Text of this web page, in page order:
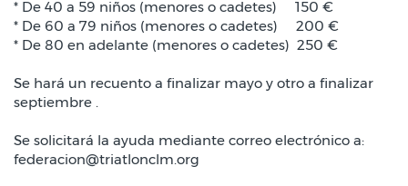
* De 40 a 59 niños (menores o cadetes) 150 €
* De 60 a 79 niños (menores o cadetes) 200 €
* De 80 en adelante (menores o cadetes) 250 €
Se hará un recuento a finalizar mayo y otro a finalizar
septiembre .
Se solicitará la ayuda mediante correo electrónico a:
federacion@triatlonclm.org